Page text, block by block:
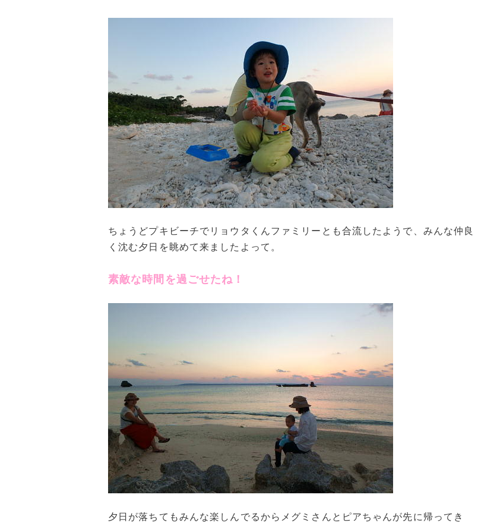
ちょうどプキビーチでリョウタくんファミリーとも合流したようで、みんな仲良
く沈む夕日を眺めて来ましたよって。
素敵な時間を過ごせたね！
夕日が落ちてもみんな楽しんでるからメグミさんとピアちゃんが先に帰ってき